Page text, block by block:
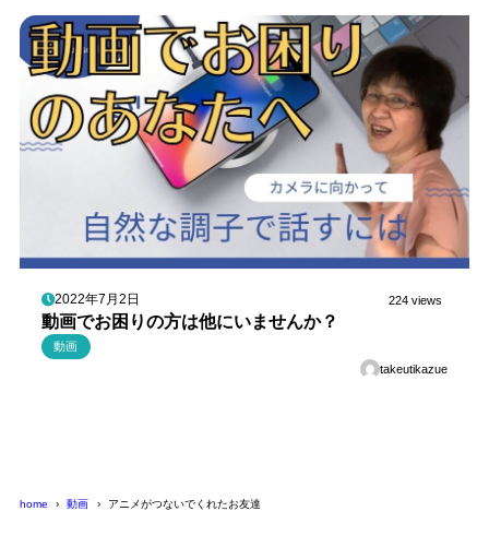
2022年7月2日 224 views
動画でお困りの方は他にいませんか？
動画
takeutikazue
home 動画 アニメがつないでくれたお友達